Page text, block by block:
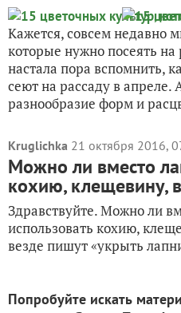
Кажется, совсем недавно
которые нужно посеять на
настала пора вспомнить,
сеют на рассаду в апреле.
разнообразие форм и
Kruglichka 21 октября 2016,
Можно ли вместо
кохию, клещевину,
Здравствуйте. Можно ли
использовать кохию,
везде пишут «укрыть
Попробуйте искать